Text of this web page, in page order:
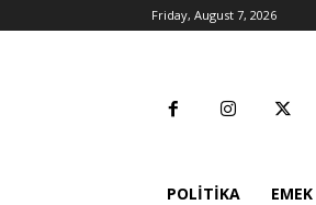
Friday, August 7, 2026
POLITIKA EMEK